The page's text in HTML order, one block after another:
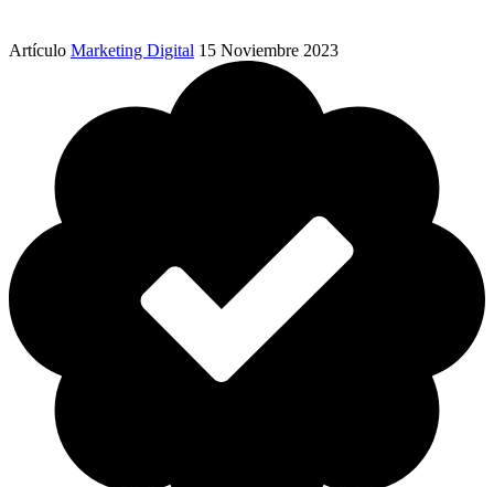
Artículo Marketing Digital 15 Noviembre 2023